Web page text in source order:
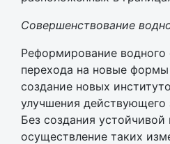
Совершенствование
Реформирование водного
перехода на новые формы
создание новых
улучшения действующего
Без создания устойчивой
осуществление таких